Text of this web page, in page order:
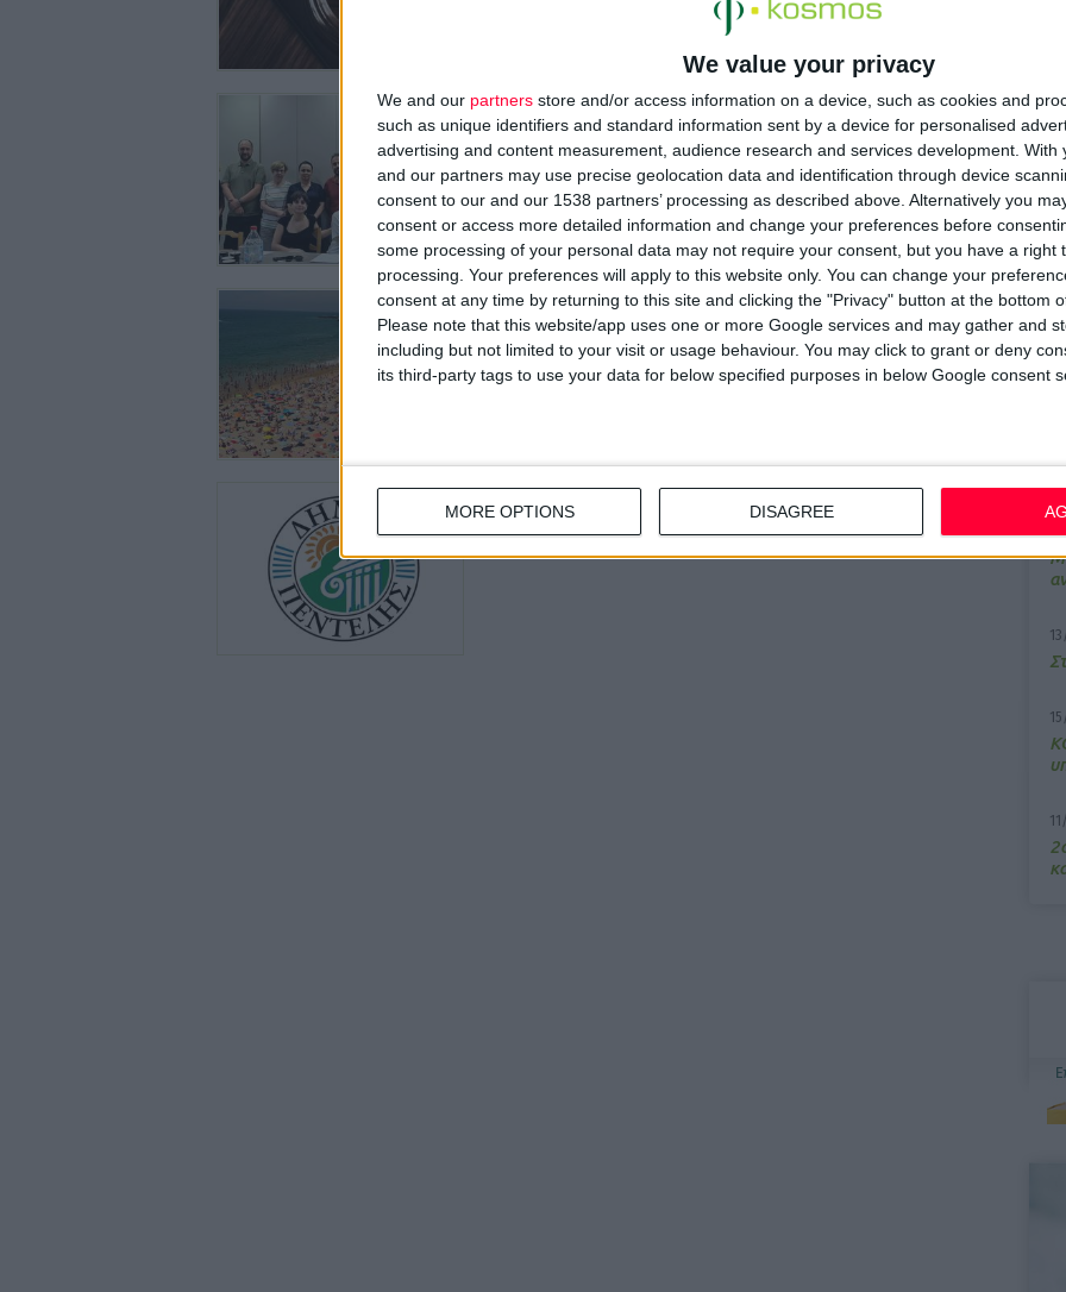
We value your privacy
We and our partners store and/or access information on a device, such as cookies and
such as unique identifiers and standard information sent by a device for personalised
advertising and content measurement, audience research and services development. With
and our partners may use precise geolocation data and identification through device
consent to our and our 1538 partners’ processing as described above. Alternatively you
consent or access more detailed information and change your preferences before
some processing of your personal data may not require your consent, but you have a right
processing. Your preferences will apply to this website only. You can change your
consent at any time by returning to this site and clicking the "Privacy" button at the bottom
Please note that this website/app uses one or more Google services and may gather and
including but not limited to your visit or usage behaviour. You may click to grant or deny
its third-party tags to use your data for below specified purposes in below Google consent
MORE OPTIONS DISAGREE
7/
29/7/2026 4:13:55 μμ
Φ.Σ. Ηρακλείου & Ρεθύμνου: Σχεδιάζουν κοινές δράσεις με
συλλόγους ασθενών
Θα ξεκινήσουν με την ορθή διαχείριση των οικιακών φαρμάκων
28/7/2026 4:21:24 μμ
Ντροπή για τη χώρα οι ελλείψεις φαρμάκων στις τουριστικές
περιοχές
Ειδική διαχείριση ζητά ο Κ. Βαρδιάμπασης
27/7/2026 3:54:33 μμ
Δωρεάν εφαρμογή για τα εφημερεύοντα φαρμακεία